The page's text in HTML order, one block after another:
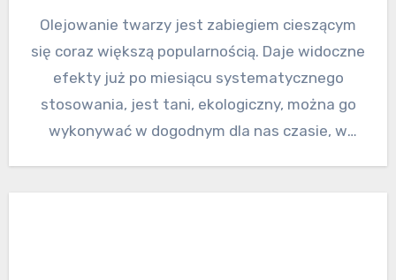
Olejowanie twarzy jest zabiegiem cieszącym
się coraz większą popularnością. Daje widoczne
efekty już po miesiącu systematycznego
stosowania, jest tani, ekologiczny, można go
wykonywać w dogodnym dla nas czasie, w